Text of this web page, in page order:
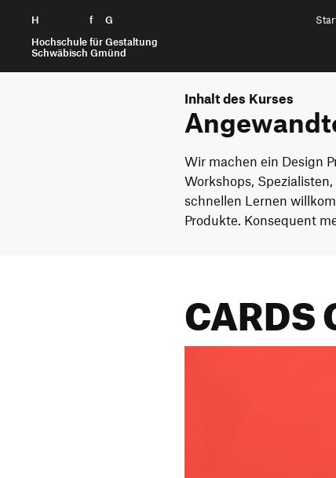
H f
G
Hochschule für Gestaltung
Schwäbisch Gmünd
Zum Seiteninhalt springen
Inhalt des Kurses
Wir machen ein Design
Workshops,
schnellen Lernen
Produkte. Konsequent
CARDS